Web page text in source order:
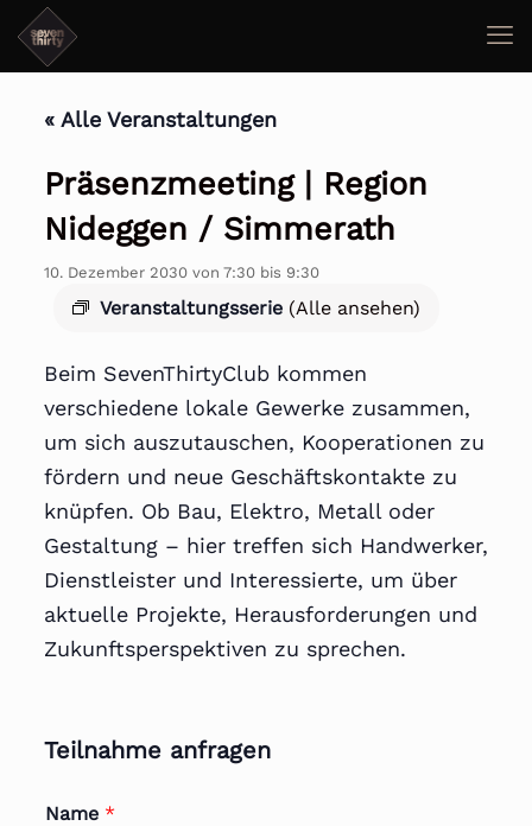
« Alle Veranstaltungen
Präsenzmeeting | Region
Nideggen / Simmerath
10. Dezember 2030 von 7:30bis 9:30
Veranstaltungsserie (Alle ansehen)
Beim SevenThirtyClub kommen
verschiedene lokale Gewerke zusammen,
um sich auszutauschen, Kooperationen zu
fördern und neue Geschäftskontakte zu
knüpfen. Ob Bau, Elektro, Metall oder
Gestaltung – hier treffen sich Handwerker,
Dienstleister und Interessierte, um über
aktuelle Projekte, Herausforderungen und
Zukunftsperspektiven zu sprechen.
Teilnahme anfragen
Name *